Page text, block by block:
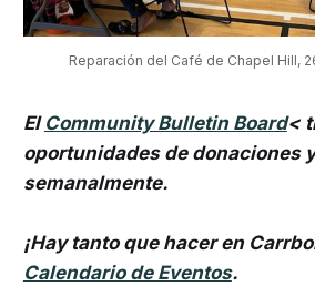
Reparación del Café de Chapel Hill,
El Community Bulletin Board<
oportunidades de donaciones
semanalmente.
¡Hay tanto que hacer en
Calendario de Eventos.